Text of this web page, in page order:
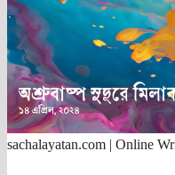
sachalayatan.com | Online